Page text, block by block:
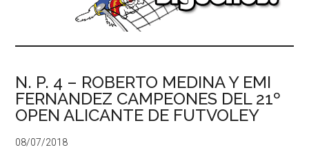
N. P. 4 – ROBERTO MEDINA Y EMI
FERNANDEZ CAMPEONES DEL 21º
OPEN ALICANTE DE FUTVOLEY
08/07/2018